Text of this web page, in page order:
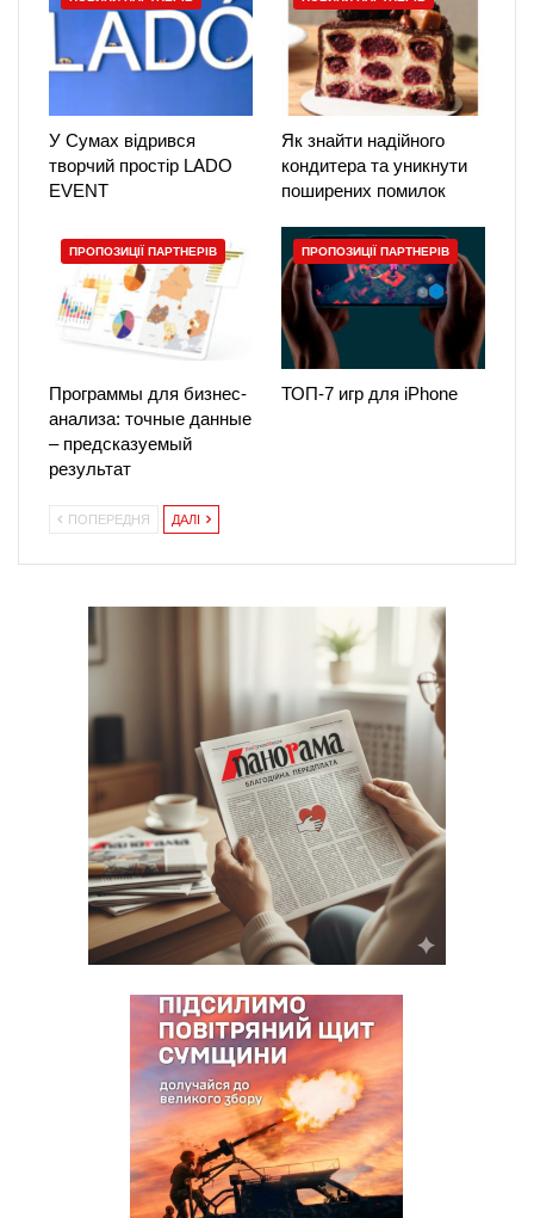
У Сумах відрився
творчий простір LADO
EVENT
Як знайти надійного
кондитера та уникнути
поширених помилок
ПРОПОЗИЦІЇ ПАРТНЕРІВ
Программы для бизнес-
анализа: точные данные
– предсказуемый
результат
ПРОПОЗИЦІЇ ПАРТНЕРІВ
ТОП-7 игр для iPhone
ПОПЕРЕДНЯ ДАЛІ